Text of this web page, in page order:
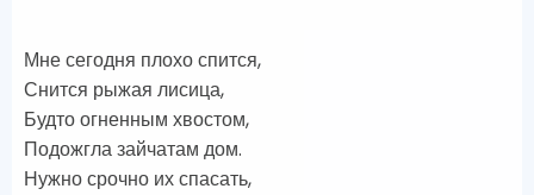
Мне сегодня плохо спится,
Снится рыжая лисица,
Будто огненным хвостом,
Подожгла зайчатам дом.
Нужно срочно их спасать,